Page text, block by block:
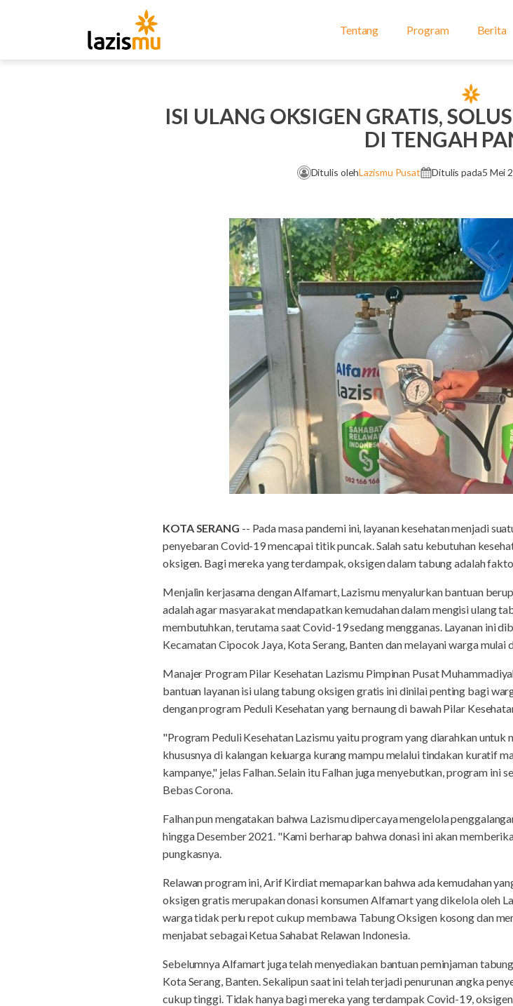
Tentang Program Berita
ISI ULANG OKSIGEN GRATIS,
DI TENGAH
Ditulis olehLazismu Pusat Ditulis pada5 Mei
KOTA SERANG -- Pada masa pandemi ini, layanan kesehatan menjadi
penyebaran Covid-19 mencapai titik puncak. Salah satu kebutuhan
oksigen. Bagi mereka yang terdampak, oksigen dalam tabung adalah
Menjalin kerjasama dengan Alfamart, Lazismu menyalurkan bantuan
adalah agar masyarakat mendapatkan kemudahan dalam mengisi ulang
membutuhkan, terutama saat Covid-19 sedang mengganas. Layanan ini
Kecamatan Cipocok Jaya, Kota Serang, Banten dan melayani warga
Manajer Program Pilar Kesehatan Lazismu Pimpinan Pusat
bantuan layanan isi ulang tabung oksigen gratis ini dinilai penting bagi
dengan program Peduli Kesehatan yang bernaung di bawah Pilar
"Program Peduli Kesehatan Lazismu yaitu program yang diarahkan
khususnya di kalangan keluarga kurang mampu melalui tindakan kuratif
kampanye," jelas Falhan. Selain itu Falhan juga menyebutkan, program ini
Bebas Corona.
Falhan pun mengatakan bahwa Lazismu dipercaya mengelola
hingga Desember 2021. "Kami berharap bahwa donasi ini akan
pungkasnya.
Relawan program ini, Arif Kirdiat memaparkan bahwa ada kemudahan
oksigen gratis merupakan donasi konsumen Alfamart yang dikelola oleh
warga tidak perlu repot cukup membawa Tabung Oksigen kosong dan
menjabat sebagai Ketua Sahabat Relawan Indonesia.
Sebelumnya Alfamart juga telah menyediakan bantuan peminjaman
Kota Serang, Banten. Sekalipun saat ini telah terjadi penurunan angka
cukup tinggi. Tidak hanya bagi mereka yang terdampak Covid-19,